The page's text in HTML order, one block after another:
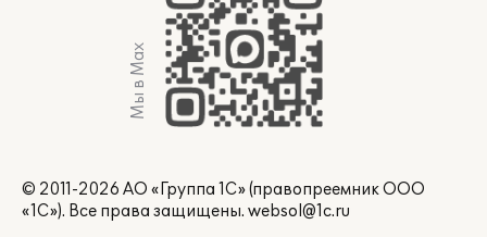
Мы в Max
© 2011-2026 АО «Группа 1С» (правопреемник ООО
«1С»). Все права защищены. websol@1c.ru